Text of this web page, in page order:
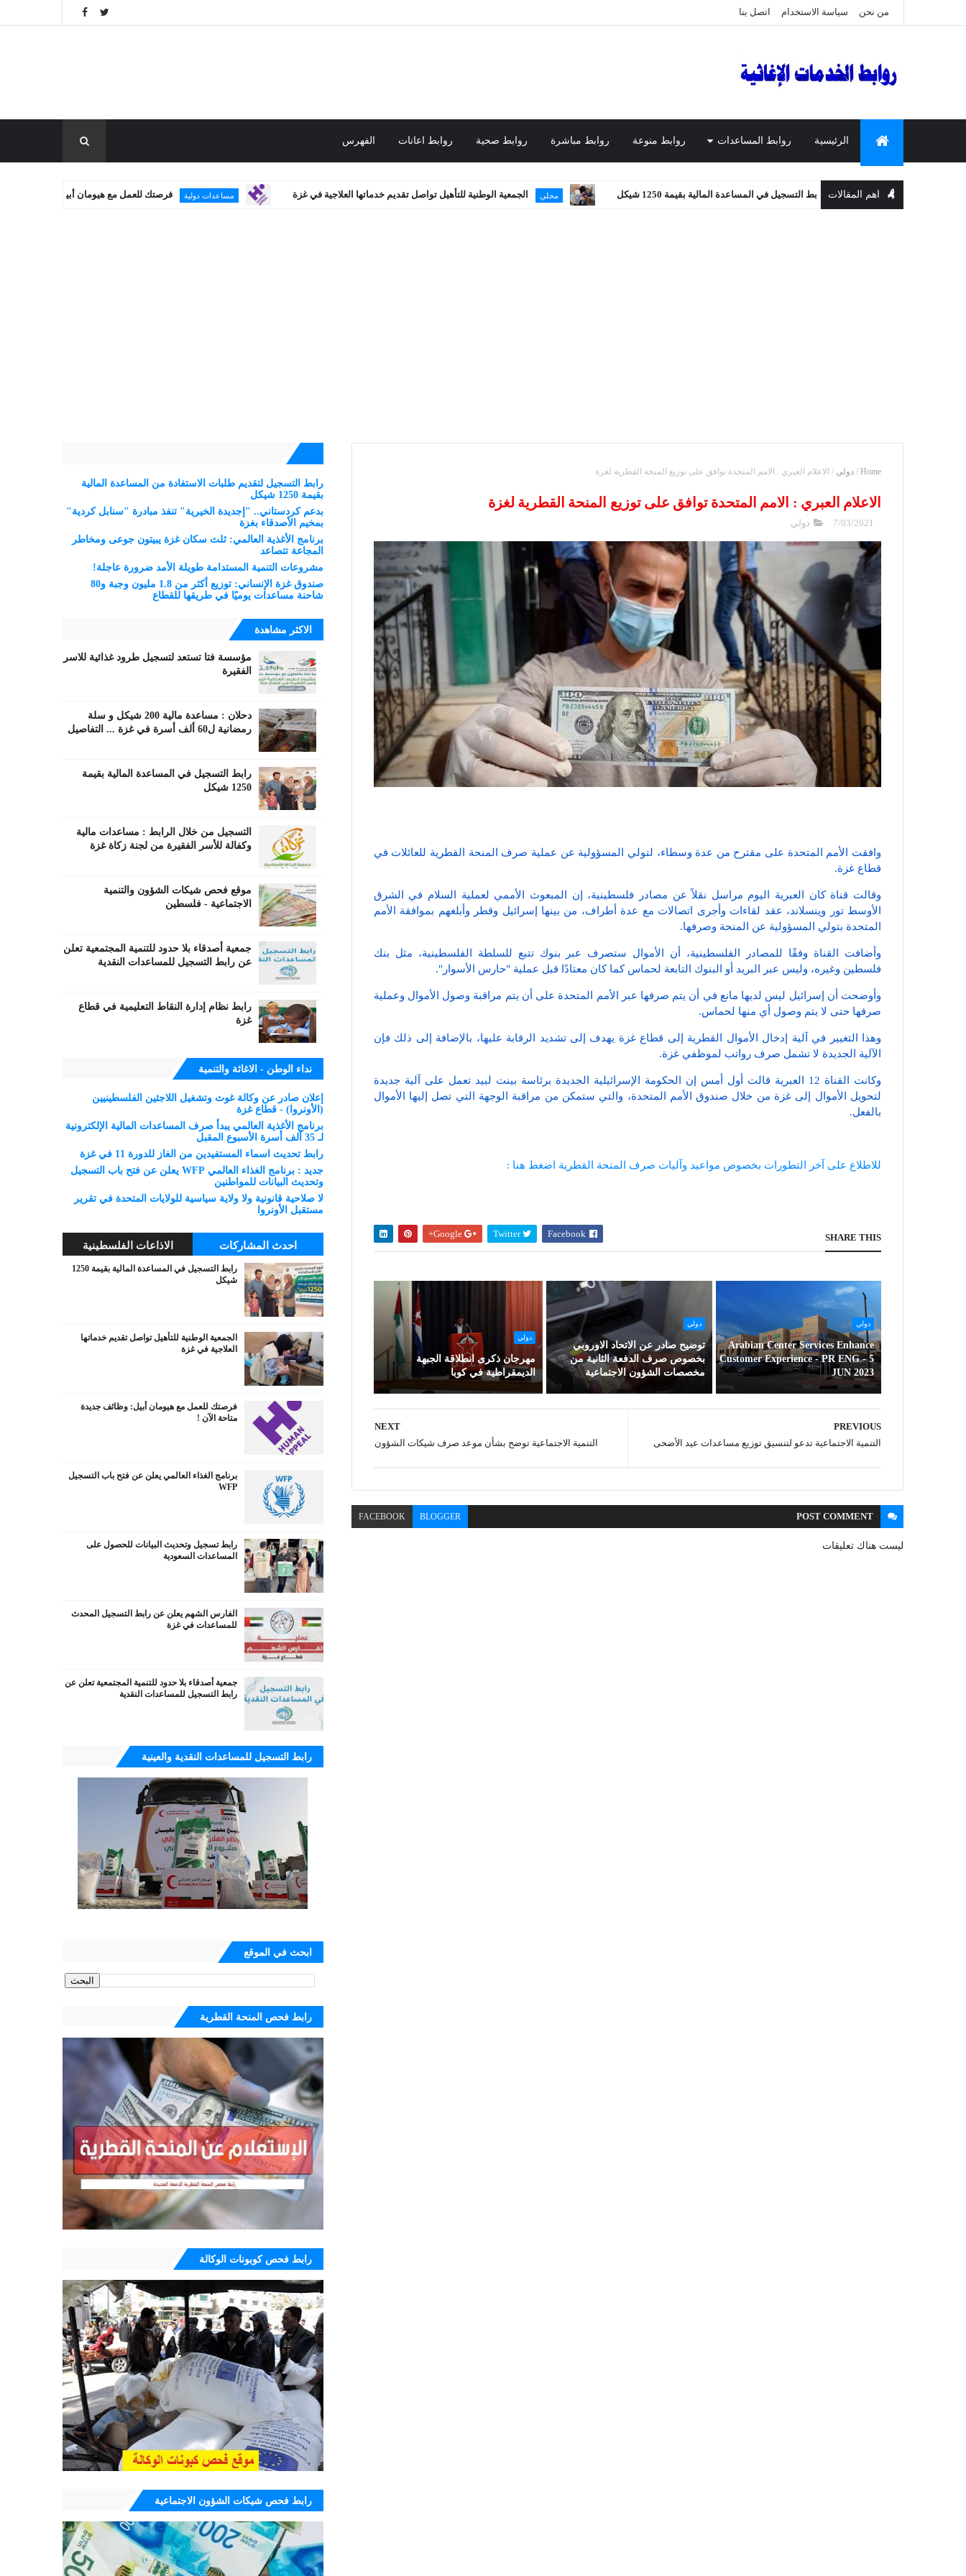
من نحن سياسة الاستخدام اتصل بنا
الرئيسية روابط المساعدات روابط منوعة روابط مباشرة روابط صحية روابط اعانات الفهرس
اهم المقالات المساعدات النقدية رابط التسجيل في المساعدة المالية بقيمة 1250 شيكل محلي الجمعية الوطنية للتأهيل تواصل تقديم خدماتها العلاجية في غزة مساعدات دولية فرصتك للعمل مع هيومان أبيل: وظائف جديدة متاحة الآن !
Home
/ دولي / الاعلام العبري : الامم المتحدة توافق على توزيع المنحة القطرية لغزة
الاعلام العبري : الامم المتحدة توافق على توزيع المنحة القطرية لغزة
7/03/2021 دولي
وافقت الأمم المتحدة على مقترح من عدة وسطاء، لتولي المسؤولية عن عملية صرف المنحة القطرية للعائلات في
قطاع غزة.
وقالت قناة كان العبرية اليوم مراسل نقلاً عن مصادر فلسطينية، إن المبعوث الأممي لعملية السلام في الشرق
الأوسط تور وينسلاند، عقد لقاءات وأجرى اتصالات مع عدة أطراف، من بينها إسرائيل وقطر وأبلغهم بموافقة الأمم
المتحدة بتولي المسؤولية عن المنحة وصرفها.
وأضافت القناة وفقًا للمصادر الفلسطينية، أن الأموال ستصرف عبر بنوك تتبع للسلطة الفلسطينية، مثل بنك
فلسطين وغيره، وليس عبر البريد أو البنوك التابعة لحماس كما كان معتادًا قبل عملية "حارس الأسوار".
وأوضحت أن إسرائيل ليس لديها مانع في أن يتم صرفها عبر الأمم المتحدة على أن يتم مراقبة وصول الأموال وعملية
صرفها حتى لا يتم وصول أي منها لحماس.
وهذا التغيير في آلية إدخال الأموال القطرية إلى قطاع غزة يهدف إلى تشديد الرقابة عليها، بالإضافة إلى ذلك فإن
الآلية الجديدة لا تشمل صرف رواتب لموظفي غزة.
وكانت القناة 12 العبرية قالت أول أمس إن الحكومة الإسرائيلية الجديدة برئاسة بينت لبيد تعمل على آلية جديدة
لتحويل الأموال إلى غزة من خلال صندوق الأمم المتحدة، والتي ستمكن من مراقبة الوجهة التي تصل إليها الأموال
بالفعل.
للاطلاع على آخر التطورات بخصوص مواعيد وآليات صرف المنحة القطرية اضغط هنا :
SHARE THIS
Twitter
Google+
دولي
Arabian Center Services Enhance
Customer Experience - PR ENG - 5
JUN 2023
دولي
توضيح صادر عن الاتحاد الاوروبي
بخصوص صرف الدفعة الثانية من
مخصصات الشؤون الاجتماعية
دولي
مهرجان ذكرى انطلاقة الجبهة
الديمقراطية في كوبا
NEXT
التنمية الاجتماعية توضح بشأن موعد صرف شيكات الشؤون
PREVIOUS
التنمية الاجتماعية تدعو لتنسيق توزيع مساعدات عيد الأضحى
POST COMMENT
BLOGGER
FACEBOOK
ليست هناك تعليقات
رابط التسجيل لتقديم طلبات الاستفادة من المساعدة المالية
بقيمة 1250 شيكل
بدعم كردستاني.. "إجديدة الخيرية" تنفذ مبادرة "سنابل كردية"
بمخيم الأصدقاء بغزة
برنامج الأغذية العالمي: ثلث سكان غزة يبيتون جوعى ومخاطر
المجاعة تتصاعد
مشروعات التنمية المستدامة طويلة الأمد ضرورة عاجلة!
صندوق غزة الإنساني: توزيع أكثر من 1.8 مليون وجبة و80
شاحنة مساعدات يوميًا في طريقها للقطاع
الاكثر مشاهدة
مؤسسة فتا تستعد لتسجيل طرود غذائية للاسر
الفقيرة
دحلان : مساعدة مالية 200 شيكل و سلة
رمضانية ل60 ألف أسرة في غزة ... التفاصيل
رابط التسجيل في المساعدة المالية بقيمة
1250 شيكل
التسجيل من خلال الرابط : مساعدات مالية
وكفالة للأسر الفقيرة من لجنة زكاة غزة
موقع فحص شيكات الشؤون والتنمية
الاجتماعية - فلسطين
جمعية أصدقاء بلا حدود للتنمية المجتمعية تعلن
عن رابط التسجيل للمساعدات النقدية
رابط نظام إدارة النقاط التعليمية في قطاع
غزة
نداء الوطن - الاغاثة والتنمية
إعلان صادر عن وكالة غوث وتشغيل اللاجئين الفلسطينيين
(الأونروا) - قطاع غزة
برنامج الأغذية العالمي يبدأ صرف المساعدات المالية الإلكترونية
لـ 35 ألف أسرة الأسبوع المقبل
رابط تحديث اسماء المستفيدين من الغاز للدورة 11 في غزة
جديد : برنامج الغذاء العالمي WFP يعلن عن فتح باب التسجيل
وتحديث البيانات للمواطنين
لا صلاحية قانونية ولا ولاية سياسية للولايات المتحدة في تقرير
مستقبل الأونروا
احدث المشاركات الاذاعات الفلسطينية
رابط التسجيل في المساعدة المالية بقيمة 1250
شيكل
الجمعية الوطنية للتأهيل تواصل تقديم خدماتها
العلاجية في غزة
فرصتك للعمل مع هيومان أبيل: وظائف جديدة
متاحة الآن !
برنامج الغذاء العالمي يعلن عن فتح باب التسجيل
WFP
رابط تسجيل وتحديث البيانات للحصول على
المساعدات السعودية
الفارس الشهم يعلن عن رابط التسجيل المحدث
للمساعدات في غزة
جمعية أصدقاء بلا حدود للتنمية المجتمعية تعلن عن
رابط التسجيل للمساعدات النقدية
رابط التسجيل للمساعدات النقدية والعينية
ابحث في الموقع
رابط فحص المنحة القطرية
رابط فحص كوبونات الوكالة
رابط فحص شيكات الشؤون الاجتماعية